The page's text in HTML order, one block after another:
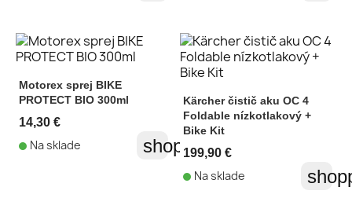
Motorex sprej BIKE
PROTECT BIO 300ml
14,30 €
shopping_cart
Na sklade
Kärcher čistič aku OC 4
Foldable nízkotlakový +
Bike Kit
199,90 €
Na sklade